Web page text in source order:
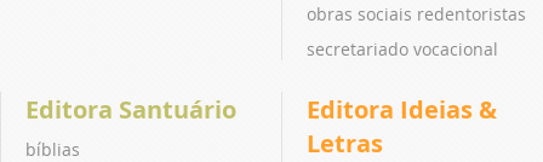
obras sociais redentoristas
secretariado vocacional
Editora Santuário
bíblias
Editora Ideias &
Letras